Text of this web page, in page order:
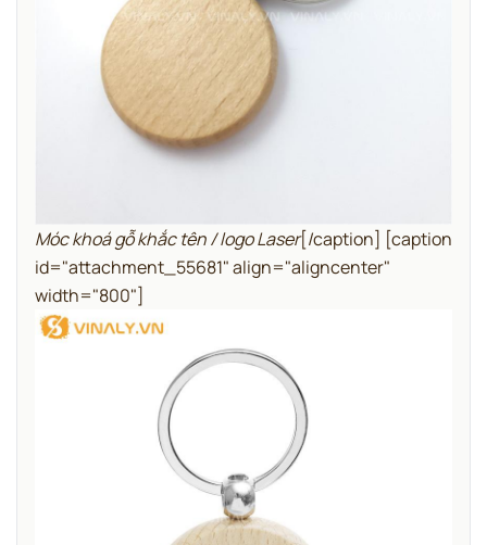
Móc khoá gỗ khắc tên / logo Laser[/caption] [caption
id="attachment_55681" align="aligncenter"
width="800"]